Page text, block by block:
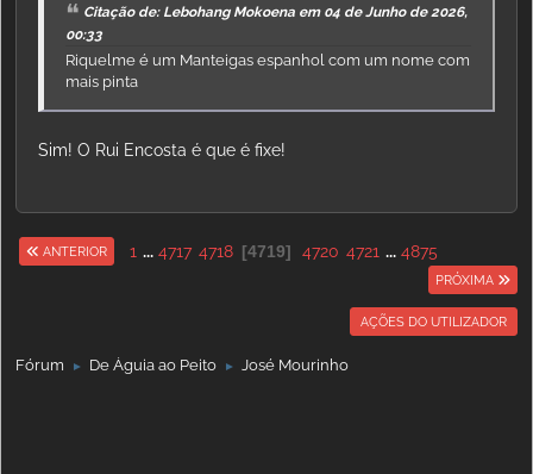
Citação de: Lebohang Mokoena em 04 de Junho de 2026,
00:33
Riquelme é um Manteigas espanhol com um nome com
mais pinta
Sim! O Rui Encosta é que é fixe!
ANTERIOR 1 ... 4717 4718 4719 4720 4721 ... 4875
PRÓXIMA
AÇÕES DO UTILIZADOR
Fórum ► De Águia ao Peito ► José Mourinho